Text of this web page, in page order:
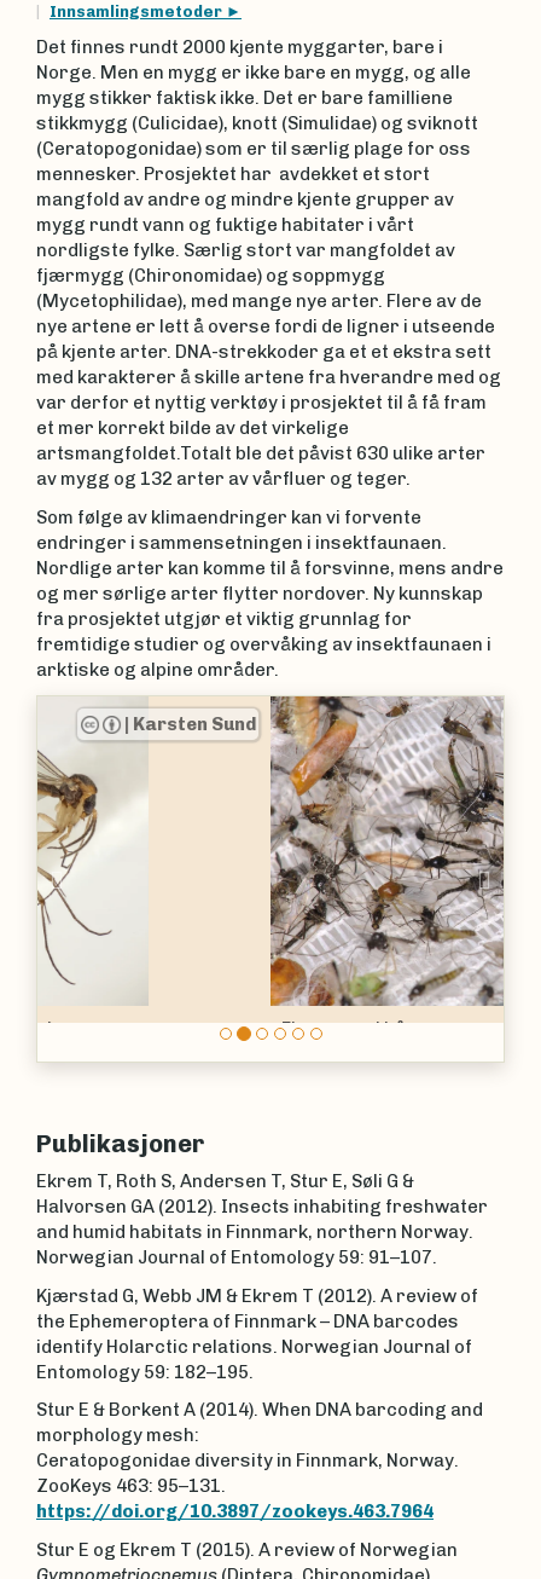
Innsamlingsmetoder
Det finnes rundt 2000 kjente myggarter, bare i
Norge. Men en mygg er ikke bare en mygg, og alle
mygg stikker faktisk ikke. Det er bare familliene
stikkmygg (Culicidae), knott (Simulidae) og sviknott
(Ceratopogonidae) som er til særlig plage for oss
mennesker. Prosjektet har avdekket et stort
mangfold av andre og mindre kjente grupper av
mygg rundt vann og fuktige habitater i vårt
nordligste fylke. Særlig stort var mangfoldet av
fjærmygg (Chironomidae) og soppmygg
(Mycetophilidae), med mange nye arter. Flere av de
nye artene er lett å overse fordi de ligner i utseende
på kjente arter. DNA-strekkoder ga et et ekstra sett
med karakterer å skille artene fra hverandre med og
var derfor et nyttig verktøy i prosjektet til å få fram
et mer korrekt bilde av det virkelige
artsmangfoldet.Totalt ble det påvist 630 ulike arter
av mygg og 132 arter av vårfluer og teger.
Som følge av klimaendringer kan vi forvente
endringer i sammensetningen i insektfaunaen.
Nordlige arter kan komme til å forsvinne, mens andre
og mer sørlige arter flytter nordover. Ny kunnskap
fra prosjektet utgjør et viktig grunnlag for
fremtidige studier og overvåking av insektfaunaen i
arktiske og alpine områder.
|Torbjørn Ekrem
Fjærmygg i håv
Publikasjoner
Ekrem T, Roth S, Andersen T, Stur E, Søli G &
Halvorsen GA (2012). Insects inhabiting freshwater
and humid habitats in Finnmark, northern Norway.
Norwegian Journal of Entomology 59: 91–107.
Kjærstad G, Webb JM & Ekrem T (2012). A review of
the Ephemeroptera of Finnmark – DNA barcodes
identify Holarctic relations. Norwegian Journal of
Entomology 59: 182–195.
Stur E & Borkent A (2014). When DNA barcoding and
morphology mesh:
Ceratopogonidae diversity in Finnmark, Norway.
ZooKeys 463: 95–131.
https://doi.org/10.3897/zookeys.463.7964
Stur E og Ekrem T (2015). A review of Norwegian